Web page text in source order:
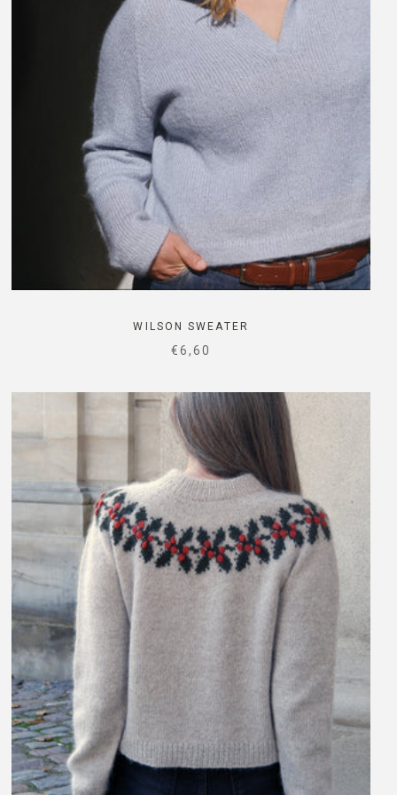
WILSON SWEATER
SALE PRICE
€6,60